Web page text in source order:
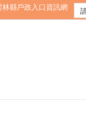
林縣戶政入口資訊網